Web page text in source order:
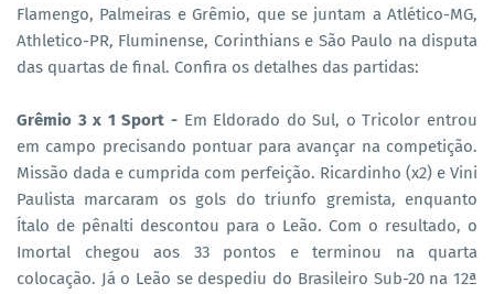
Flamengo, Palmeiras e Grêmio, que se juntam a Atlético-MG,
Athletico-PR, Fluminense, Corinthians e São Paulo na disputa
das quartas de final. Confira os detalhes das partidas:
Grêmio 3 x 1 Sport - Em Eldorado do Sul, o Tricolor entrou
em campo precisando pontuar para avançar na competição.
Missão dada e cumprida com perfeição. Ricardinho (x2) e Vini
Paulista marcaram os gols do triunfo gremista, enquanto
Ítalo de pênalti descontou para o Leão. Com o resultado, o
Imortal chegou aos 33 pontos e terminou na quarta
colocação. Já o Leão se despediu do Brasileiro Sub-20 na 12ª